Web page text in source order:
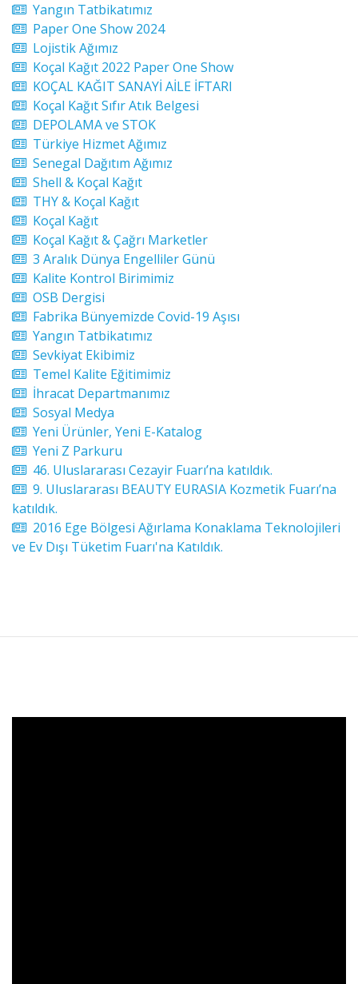
Yangın Tatbikatımız
Paper One Show 2024
Lojistik Ağımız
Koçal Kağıt 2022 Paper One Show
KOÇAL KAĞIT SANAYİ AİLE İFTARI
Koçal Kağıt Sıfır Atık Belgesi
DEPOLAMA ve STOK
Türkiye Hizmet Ağımız
Senegal Dağıtım Ağımız
Shell & Koçal Kağıt
THY & Koçal Kağıt
Koçal Kağıt
Koçal Kağıt & Çağrı Marketler
3 Aralık Dünya Engelliler Günü
Kalite Kontrol Birimimiz
OSB Dergisi
Fabrika Bünyemizde Covid-19 Aşısı
Yangın Tatbikatımız
Sevkiyat Ekibimiz
Temel Kalite Eğitimimiz
İhracat Departmanımız
Sosyal Medya
Yeni Ürünler, Yeni E-Katalog
Yeni Z Parkuru
46. Uluslararası Cezayir Fuarı’na katıldık.
9. Uluslararası BEAUTY EURASIA Kozmetik Fuarı’na
katıldık.
2016 Ege Bölgesi Ağırlama Konaklama Teknolojileri
ve Ev Dışı Tüketim Fuarı'na Katıldık.